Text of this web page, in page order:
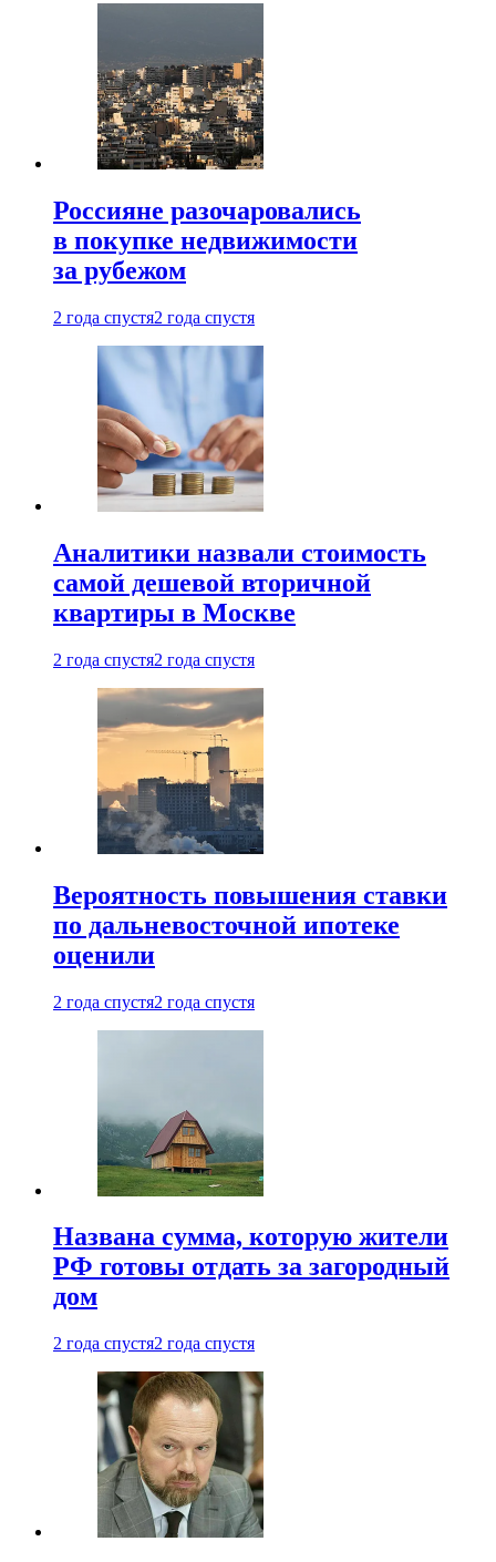
Россияне разочаровались
в покупке недвижимости
за рубежом
2 года спустя2 года спустя
Аналитики назвали стоимость
самой дешевой вторичной
квартиры в Москве
2 года спустя2 года спустя
Вероятность повышения ставки
по дальневосточной ипотеке
оценили
2 года спустя2 года спустя
Названа сумма, которую жители
РФ готовы отдать за загородный
дом
2 года спустя2 года спустя